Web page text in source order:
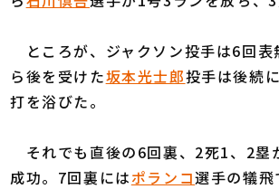
ところが、ジャクソン投手は6回
ら後を受けた坂本光士郎投手は後続
打を浴びた。
それでも直後の6回裏、2死1、2塁
成功。7回裏にはポランコ選手の犠